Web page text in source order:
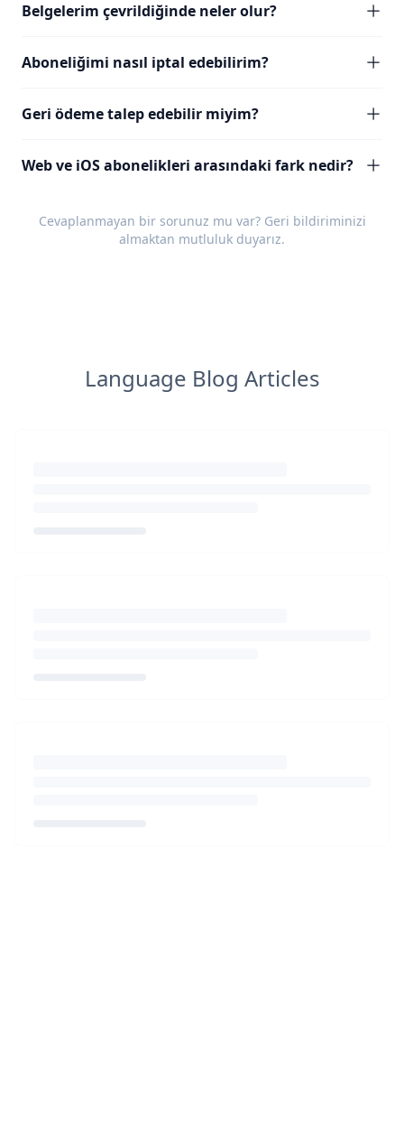
Belgelerim çevrildiğinde neler olur?
Aboneliğimi nasıl iptal edebilirim?
Geri ödeme talep edebilir miyim?
Web ve iOS abonelikleri arasındaki fark nedir?
Cevaplanmayan bir sorunuz mu var? Geri bildiriminizi
almaktan mutluluk duyarız.
Language Blog Articles